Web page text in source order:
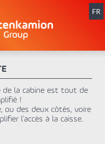
FR
de la cabine est tout de
!
ou des deux côtés, voire
l'accès à la caisse.